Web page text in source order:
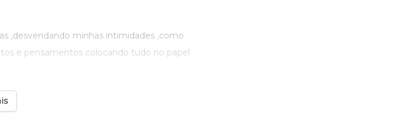
,desvendando minhas intimidades ,como
e pensamentos colocando tudo no papel